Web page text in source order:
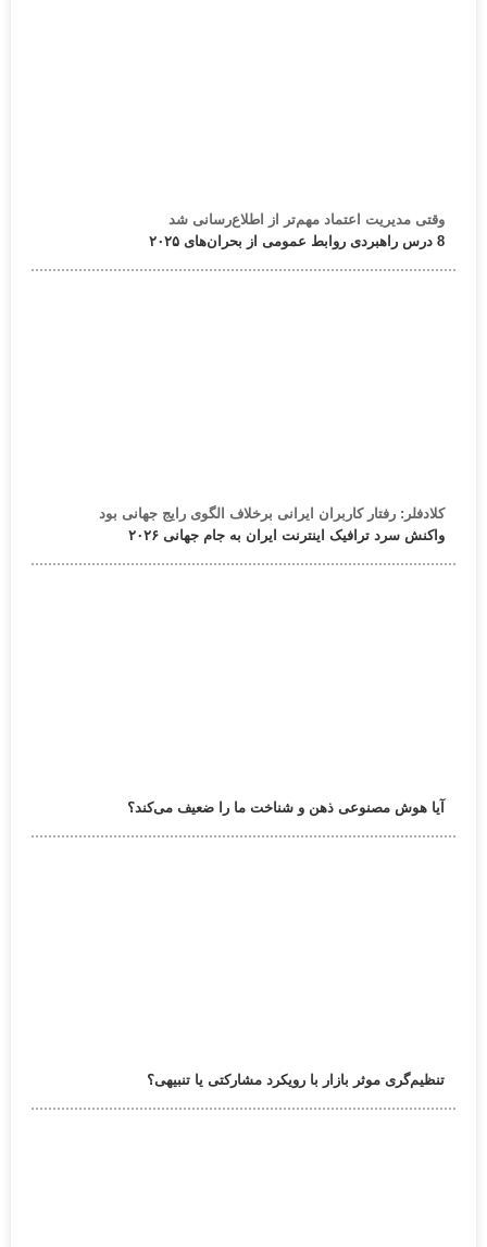
وقتی مدیریت اعتماد مهم‌تر از اطلاع‌رسانی شد
8 درس راهبردی روابط عمومی از بحران‌های ۲۰۲۵
کلادفلر: رفتار کاربران ایرانی برخلاف الگوی رایج جهانی بود
واکنش سرد ترافیک اینترنت ایران به جام جهانی ۲۰۲۶
آیا هوش مصنوعی ذهن و شناخت ما را ضعیف می‌کند؟
تنظیم‌گری موثر بازار با رویکرد مشارکتی یا تنبیهی؟